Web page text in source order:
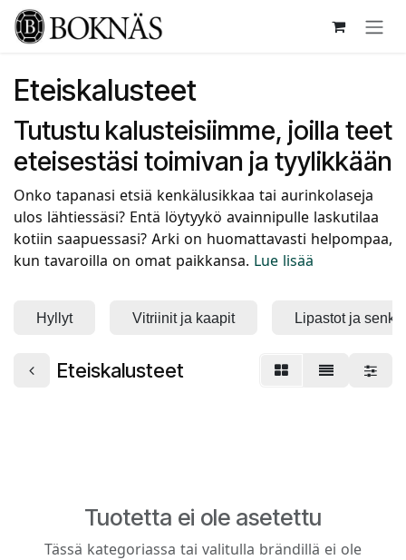
Siirry sisältöön
Eteiskalusteet
Tutustu kalusteisiimme, joilla teet
eteisestäsi toimivan ja tyylikkään
Onko tapanasi etsiä kenkälusikkaa tai aurinkolaseja
ulos lähtiessäsi? Entä löytyykö avainnipulle laskutilaa
kotiin saapuessasi? Arki on huomattavasti helpompaa,
kun tavaroilla on omat paikkansa. Lue lisää
Hyllyt Vitriinit ja kaapit Lipastot ja senkit
Eteiskalusteet
Tuotetta ei ole asetettu
Tässä kategoriassa tai valitulla brändillä ei ole